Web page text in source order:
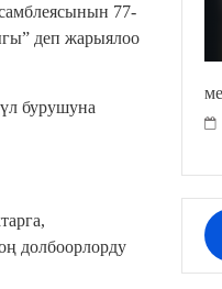
77-
деп жарыялоо
бурушуна
долбоорлорду